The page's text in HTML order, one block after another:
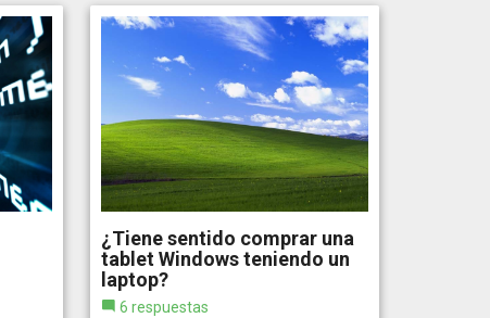
¿Tiene sentido comprar una
tablet Windows teniendo un
laptop?
6 respuestas